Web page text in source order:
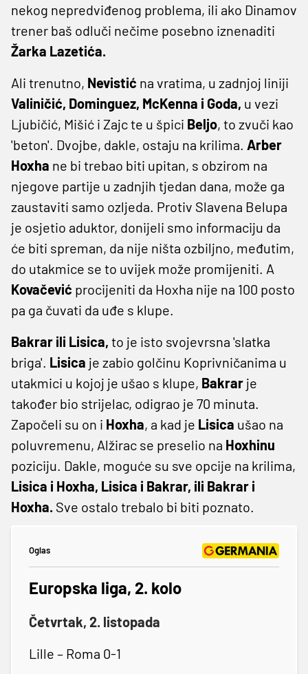
nekog nepredviđenog problema, ili ako Dinamov
trener baš odluči nečime posebno iznenaditi
Žarka Lazetića.
Ali trenutno, Nevistić na vratima, u zadnjoj liniji
Valiničić, Dominguez, McKenna i Goda, u vezi
Ljubičić, Mišić i Zajc te u špici Beljo, to zvuči kao
'beton'. Dvojbe, dakle, ostaju na krilima. Arber
Hoxha ne bi trebao biti upitan, s obzirom na
njegove partije u zadnjih tjedan dana, može ga
zaustaviti samo ozljeda. Protiv Slavena Belupa
je osjetio aduktor, donijeli smo informaciju da
će biti spreman, da nije ništa ozbiljno, međutim,
do utakmice se to uvijek može promijeniti. A
Kovačević procijeniti da Hoxha nije na 100 posto
pa ga čuvati da uđe s klupe.
Bakrar ili Lisica, to je isto svojevrsna 'slatka
briga'. Lisica je zabio golčinu Koprivničanima u
utakmici u kojoj je ušao s klupe, Bakrar je
također bio strijelac, odigrao je 70 minuta.
Započeli su on i Hoxha, a kad je Lisica ušao na
poluvremenu, Alžirac se preselio na Hoxhinu
poziciju. Dakle, moguće su sve opcije na krilima,
Lisica i Hoxha, Lisica i Bakrar, ili Bakrar i
Hoxha. Sve ostalo trebalo bi biti poznato.
Oglas
Europska liga, 2. kolo
Četvrtak, 2. listopada
Lille – Roma 0-1